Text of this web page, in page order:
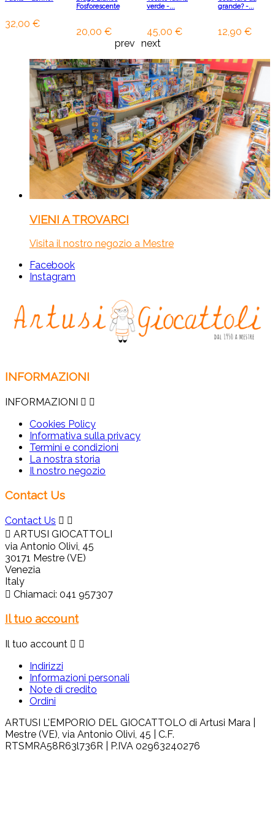
32,00 €
Fosforescente
20,00 €
verde -...
45,00 €
grande? -...
12,90 €
prev next
VIENI A TROVARCI
Visita il nostro negozio a Mestre
Facebook
Instagram
INFORMAZIONI
INFORMAZIONI  
Cookies Policy
Informativa sulla privacy
Termini e condizioni
La nostra storia
Il nostro negozio
Contact Us
Contact Us  
 ARTUSI GIOCATTOLI
via Antonio Olivi, 45
30171 Mestre (VE)
Venezia
Italy
 Chiamaci: 041 957307
Il tuo account
Il tuo account  
Indirizzi
Informazioni personali
Note di credito
Ordini
ARTUSI L'EMPORIO DEL GIOCATTOLO di Artusi Mara |
Mestre (VE), via Antonio Olivi, 45 | C.F.
RTSMRA58R63l736R | P.IVA 02963240276